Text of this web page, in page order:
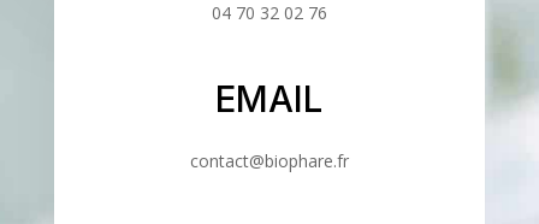
04 70 32 02 76
EMAIL
contact@biophare.fr